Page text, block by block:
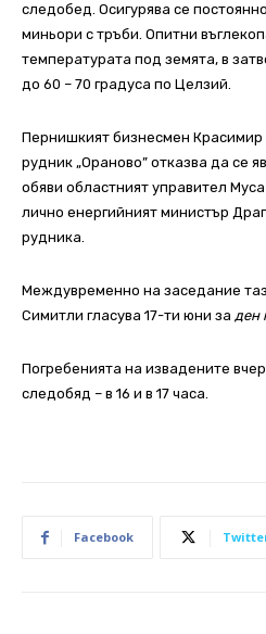
следобед. Осигурява се
миньори с тръби. Опитни
температурата под земята, в
до 60 – 70 градуса по Целзий.
Пернишкият бизнесмен Красимир
рудник „Ораново” отказва да се
обяви областният управител
лично енергийният министър
рудника.
Междувременно на заседание
Симитли гласува 17-ти юни за ден
Погребенията на извадените
следобяд – в 16 и в 17 часа.
Facebook